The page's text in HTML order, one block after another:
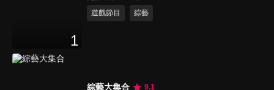
1
遊戲節目
綜藝
綜藝大集合
9.1